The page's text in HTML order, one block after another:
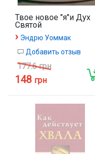
Твое новое "я"и Дух
Святой
› Эндрю Уоммак
Добавить отзыв
177.6 грн
148 грн